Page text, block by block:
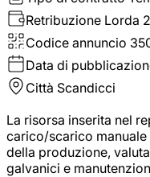
Retribuzione Lorda
Codice annuncio
Data di
Città Scandicci
La risorsa inserita nel
carico/scarico
della produzione,
galvanici e